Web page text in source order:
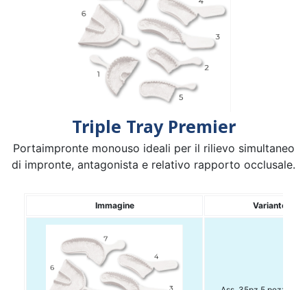
Triple Tray Premier
Portaimpronte monouso ideali per il rilievo simultaneo
di impronte, antagonista e relativo rapporto occlusale.
Immagine Variante